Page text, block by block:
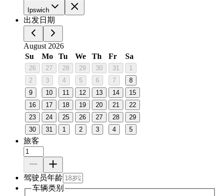
Ipswich
出发日期
August 2026
Su
Mo Tu We Th Fr Sa
26 27 28 29 30 31
1
2
3 4 5 6 7
8
9
10 11 12 13 14
15
16
17 18 19 20 21
22
23
24 25 26 27 28
29
30
31 1 2 3 4 5
旅客
驾驶员年龄
车辆类别